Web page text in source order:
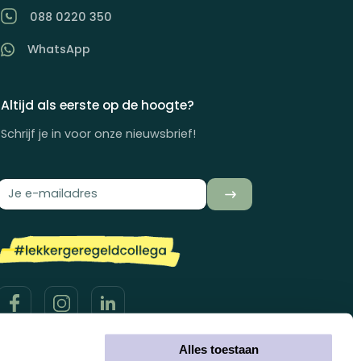
Alles toestaan
088 0220 350
WhatsApp
Altijd als eerste op de hoogte?
Schrijf je in voor onze nieuwsbrief!